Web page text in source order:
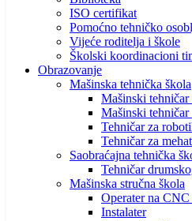
ISO certifikat
Pomoćno tehničko
Vijeće roditelja i škole
Školski koordinacioni
Obrazovanje
Mašinska tehnička škola
Mašinski
Mašinski tehničar
Tehničar za
Tehničar za
Saobraćajna tehnička
Tehničar
Mašinska stručna škola
Operater na CNC
Instalater